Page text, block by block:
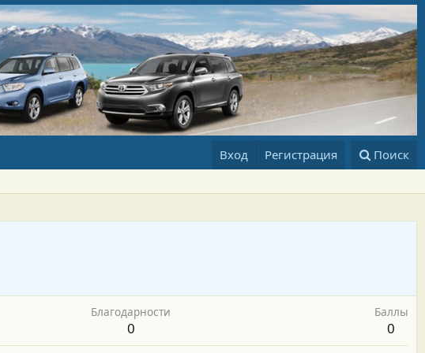
Вход Регистрация Поиск
Благодарности
0
Баллы
0